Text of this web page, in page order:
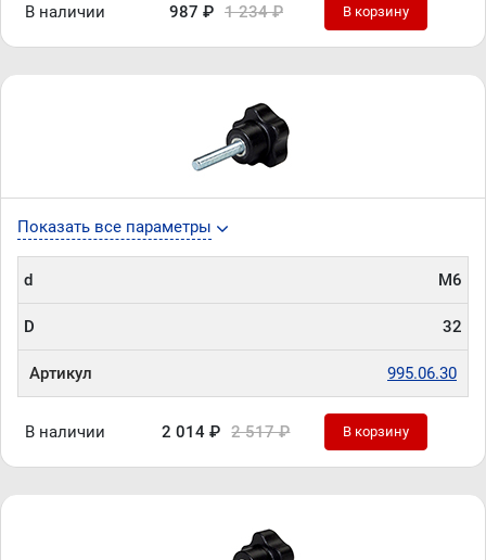
В наличии 987 ₽ 1 234 ₽ В корзину
Показать все параметры
d М6
D 32
Артикул 995.06.30
В наличии 2 014 ₽ 2 517 ₽ В корзину